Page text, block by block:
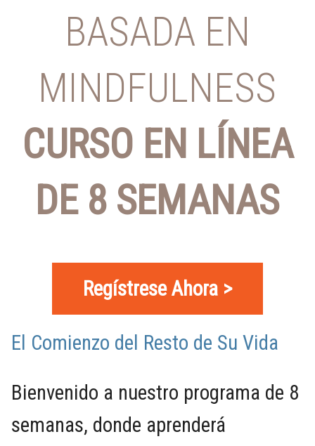
BASADA EN
MINDFULNESS
CURSO EN LÍNEA
DE 8 SEMANAS
Regístrese Ahora >
El Comienzo del Resto de Su Vida
Bienvenido a nuestro programa de 8
semanas, donde aprenderá